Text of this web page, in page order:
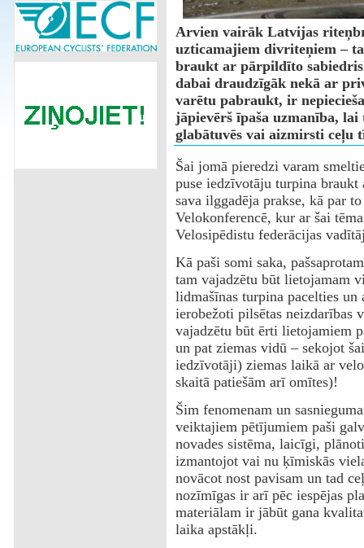
Arvien vairāk Latvijas
uzticamajiem divriteņiem –
braukt ar pārpildīto
dabai draudzīgāk nekā ar
varētu pabraukt, ir
jāpievērš īpaša uzmanība,
glabātuvēs vai aizmirsti ceļu
Šai jomā pieredzi varam
puse iedzīvotāju turpina
sava ilggadēja prakse, kā par
Velokonferencē, kur ar šai
Velosipēdistu federācijas
‌Kā paši somi saka,
tam vajadzētu būt lietojamam
lidmašīnas turpina pacelties
ierobežoti pilsētas neizdarības
vajadzētu būt ērti lietojamiem
un pat ziemas vidū – sekojot
iedzīvotāji) ziemas laikā ar
skaitā patiešām arī omītes)!
‌Šim fenomenam un
veiktajiem pētījumiem paši
novades sistēma, laicīgi,
izmantojot vai nu ķīmiskās
novācot nost pavisam un tad
nozīmīgas ir arī pēc iespējas
materiālam ir jābūt gana
laika apstākļi.